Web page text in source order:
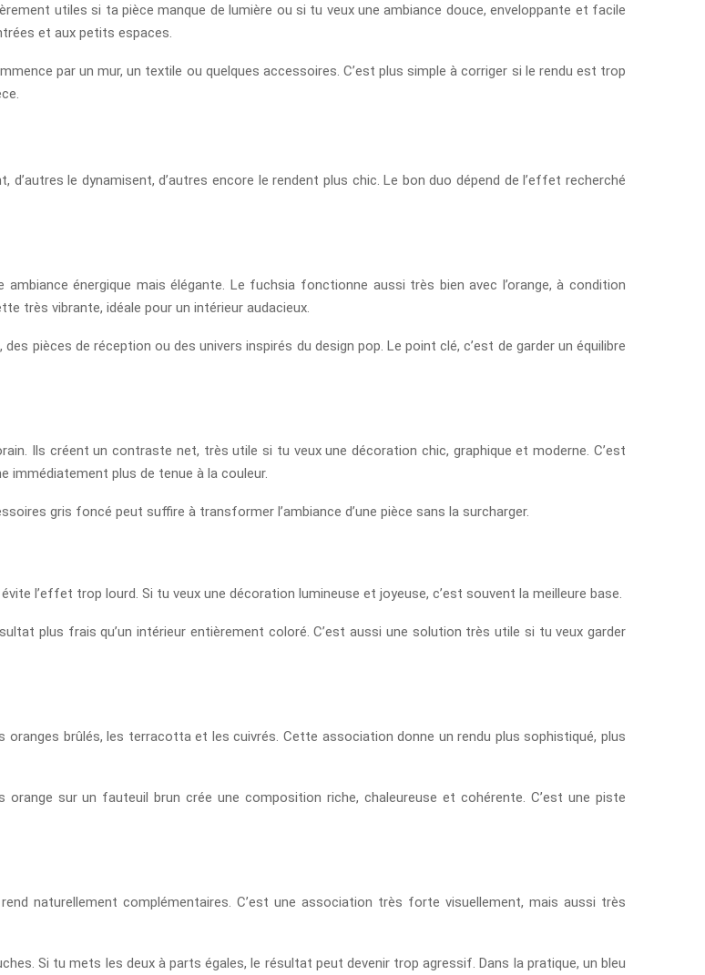
utiles si ta pièce manque de lumière ou si tu veux une ambiance douce, enveloppante et facile
et aux petits espaces.
par un mur, un textile ou quelques accessoires. C’est plus simple à corriger si le rendu est trop
le dynamisent, d’autres encore le rendent plus chic. Le bon duo dépend de l’effet recherché
énergique mais élégante. Le fuchsia fonctionne aussi très bien avec l’orange, à condition
très vibrante, idéale pour un intérieur audacieux.
pièces de réception ou des univers inspirés du design pop. Le point clé, c’est de garder un équilibre
Ils créent un contraste net, très utile si tu veux une décoration chic, graphique et moderne. C’est
immédiatement plus de tenue à la couleur.
gris foncé peut suffire à transformer l’ambiance d’une pièce sans la surcharger.
l’effet trop lourd. Si tu veux une décoration lumineuse et joyeuse, c’est souvent la meilleure base.
plus frais qu’un intérieur entièrement coloré. C’est aussi une solution très utile si tu veux garder
brûlés, les terracotta et les cuivrés. Cette association donne un rendu plus sophistiqué, plus
sur un fauteuil brun crée une composition riche, chaleureuse et cohérente. C’est une piste
naturellement complémentaires. C’est une association très forte visuellement, mais aussi très
Si tu mets les deux à parts égales, le résultat peut devenir trop agressif. Dans la pratique, un bleu